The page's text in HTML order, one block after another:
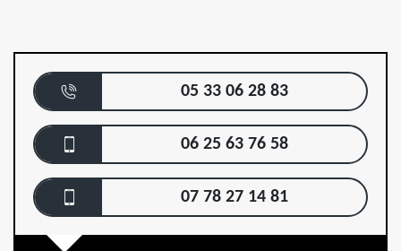
05 33 06 28 83
06 25 63 76 58
07 78 27 14 81